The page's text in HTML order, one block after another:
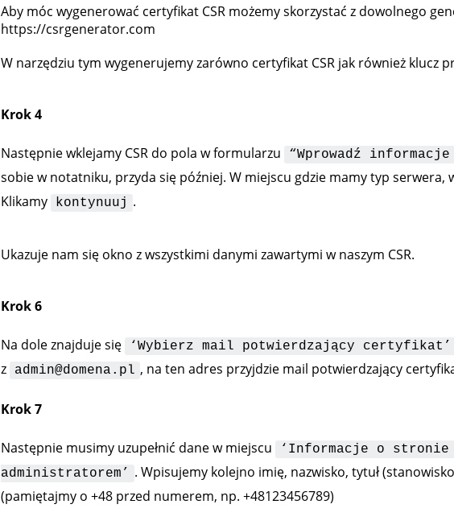
Aby móc wygenerować certyfikat CSR możemy skorzystać z dowolnego
https://csrgenerator.com
W narzędziu tym wygenerujemy zarówno certyfikat CSR jak również klucz
Krok 4
Następnie wklejamy CSR do pola w formularzu “Wprowadź informacje
sobie w notatniku, przyda się później. W miejscu gdzie mamy typ serwera,
Klikamy
kontynuuj .
Ukazuje nam się okno z wszystkimi danymi zawartymi w naszym CSR.
Krok 6
Na dole znajduje się ‘Wybierz mail potwierdzający certyfikat’
z
admin@domena.pl , na ten adres przyjdzie mail potwierdzający
Krok 7
Następnie musimy uzupełnić dane w miejscu
‘Informacje o
administratorem’
. Wpisujemy kolejno imię, nazwisko, tytuł
(pamiętajmy o +48 przed numerem, np. +48123456789)